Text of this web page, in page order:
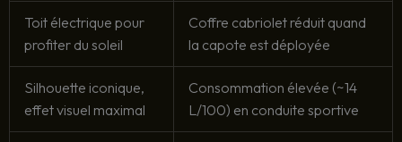
Toit électrique pour
profiter du soleil
Coffre cabriolet réduit quand
la capote est déployée
Silhouette iconique,
effet visuel maximal
Consommation élevée (~14
L/100) en conduite sportive